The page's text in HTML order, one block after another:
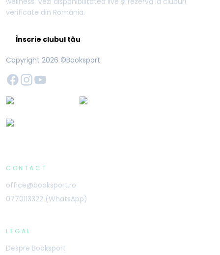
verificate din România.
Înscrie clubul tău
Copyright 2026 ©Booksport
CONTACT
office@booksport.ro
0770113322 (WhatsApp)
LEGAL
Despre Booksport